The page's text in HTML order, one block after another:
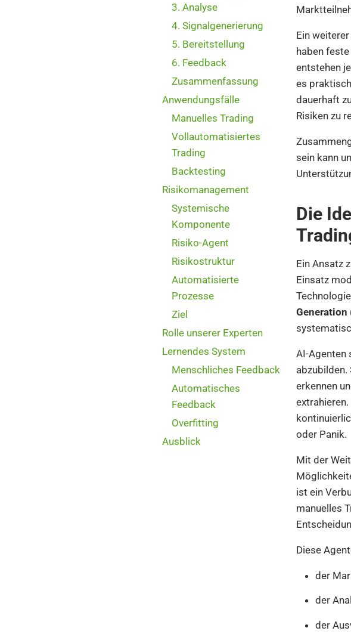
3. Analyse
4. Signalgenerierung
5. Bereitstellung
6. Feedback
Zusammenfassung
Anwendungsfälle
Manuelles Trading
Vollautomatisiertes
Trading
Backtesting
Risikomanagement
Systemische
Komponente
Risiko-Agent
Risikostruktur
Automatisierte
Prozesse
Ziel
Rolle unserer Experten
Lernendes System
Menschliches Feedback
Automatisches
Feedback
Overfitting
Ausblick
Ein
haben
entstehen
es
dauerhaft
Risiken zu
sein kann
Die
Ein Ansatz
Einsatz
Generation
AI-Agenten
abzubilden.
erkennen
oder Panik.
Mit der
ist ein
manuelles
Diese
der
der
der